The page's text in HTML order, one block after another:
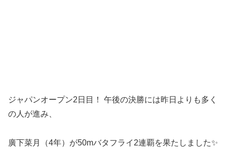
ジャパンオープン2日目！ 午後の決勝には昨日よりも多く
の人が進み、
廣下菜月（4年）が50mバタフライ2連覇を果たしました✨️